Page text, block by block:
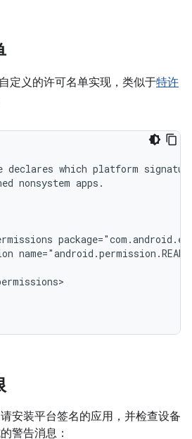
定义的许可名单实现，类似于特许
declares which platform
nonsystem
安装平台签名的应用，并检查设备
警告消息：